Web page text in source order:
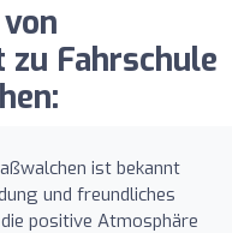
zu Fahrschule
ist bekannt
und freundliches
positive Atmosphäre